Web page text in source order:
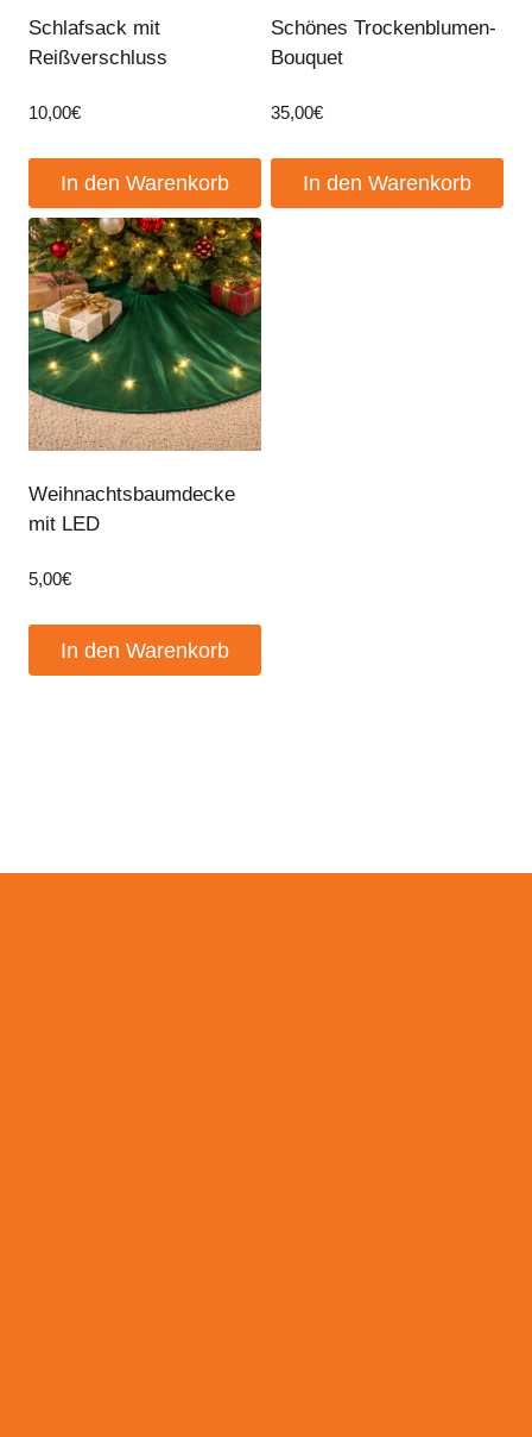
Schlafsack mit
Reißverschluss
10,00€
In den Warenkorb
Schönes Trockenblumen-
Bouquet
35,00€
In den Warenkorb
Weihnachtsbaumdecke
mit LED
5,00€
In den Warenkorb